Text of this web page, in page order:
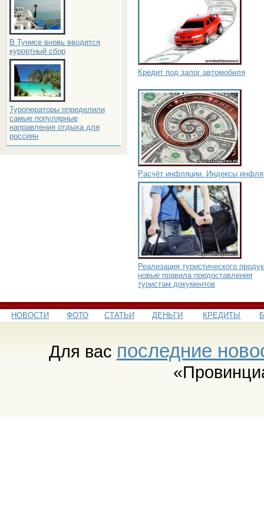
В Тунисе вновь вводится
курортный сбор
Туроператоры определили
самые популярные
направления отдыха для
россиян
Кредит под залог автомобиля
Расчёт инфляции. Индексы
Реализация туристического
новые правила предоставления
туристам документов
НОВОСТИ ФОТО СТАТЬИ ДЕНЬГИ КРЕДИТЫ
Для вас последние